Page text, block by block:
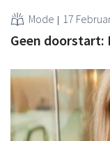
Mode 17
Geen doorstart: